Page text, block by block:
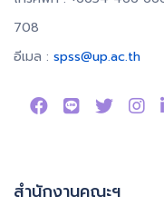
708
อีเมล : spss@up.ac.th
สำนักงานคณะฯ